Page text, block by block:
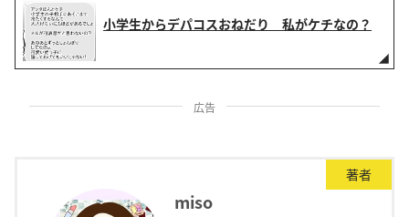
小学生からデパコスおねだり 私がケチなの？
広告
著者
miso